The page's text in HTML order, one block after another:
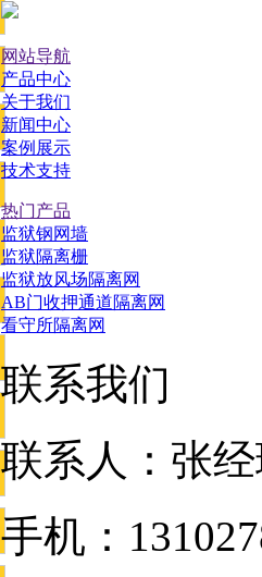
网站导航
产品中心
关于我们
新闻中心
案例展示
技术支持
热门产品
监狱钢网墙
监狱隔离栅
监狱放风场隔离网
AB门收押通道隔离网
看守所隔离网
联系我们
联系人：张
手机：